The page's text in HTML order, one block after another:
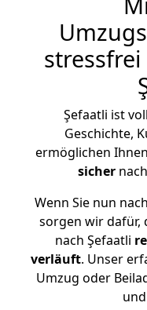
Şefaatli ist
Geschichte,
ermöglichen
sicher
Wenn Sie nun
sorgen wir dafür,
nach Şefaatli
verläuft. Unser
Umzug oder